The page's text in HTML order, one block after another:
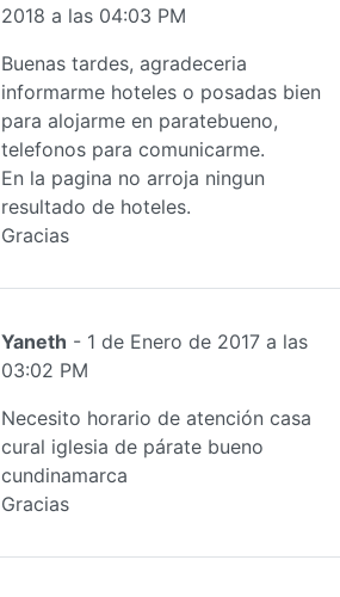
2018 a las 04:03 PM
Buenas tardes, agradeceria
informarme hoteles o posadas bien
para alojarme en paratebueno,
telefonos para comunicarme.
En la pagina no arroja ningun
resultado de hoteles.
Gracias
Yaneth - 1 de Enero de 2017 a las
03:02 PM
Necesito horario de atención casa
cural iglesia de párate bueno
cundinamarca
Gracias